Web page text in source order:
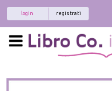
registrati
login